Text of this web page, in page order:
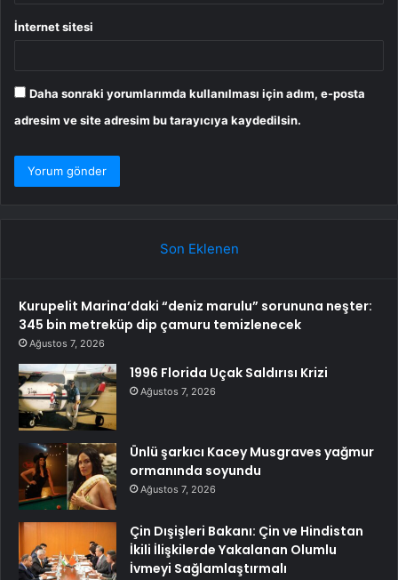
İnternet sitesi
Daha sonraki yorumlarımda kullanılması için adım, e-posta
adresim ve site adresim bu tarayıcıya kaydedilsin.
Son Eklenen
Kurupelit Marina’daki “deniz marulu” sorununa neşter:
345 bin metreküp dip çamuru temizlenecek
Ağustos 7, 2026
1996 Florida Uçak Saldırısı Krizi
Ağustos 7, 2026
Ünlü şarkıcı Kacey Musgraves yağmur
ormanında soyundu
Ağustos 7, 2026
Çin Dışişleri Bakanı: Çin ve Hindistan
İkili İlişkilerde Yakalanan Olumlu
İvmeyi Sağlamlaştırmalı